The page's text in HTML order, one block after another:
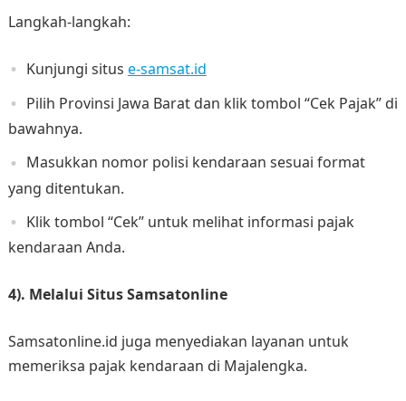
Langkah-langkah:
Kunjungi situs e-samsat.id
Pilih Provinsi Jawa Barat dan klik tombol “Cek Pajak” di
bawahnya.
Masukkan nomor polisi kendaraan sesuai format
yang ditentukan.
Klik tombol “Cek” untuk melihat informasi pajak
kendaraan Anda.
4). Melalui Situs Samsatonline
Samsatonline.id juga menyediakan layanan untuk
memeriksa pajak kendaraan di Majalengka.